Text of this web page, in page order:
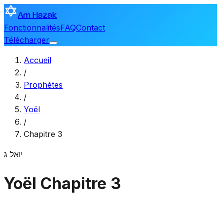
Am Hazak
FonctionnalitésFAQContact
Télécharger
Accueil
/
Prophètes
/
Yoël
/
Chapitre 3
יואל ג
Yoël Chapitre 3